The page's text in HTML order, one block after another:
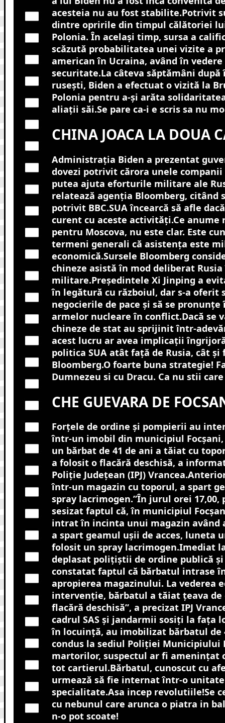
acesteia nu au fost stabilite.Potrivit
dintre opririle din timpul călătoriei
Polonia. În același timp, sursa a
scăzută probabilitatea unei vizite a
american în Ucraina, având în
securitate.La câteva săptămâni după
rusești, Biden a efectuat o vizită la
Polonia pentru a-și arăta
aliații săi.Se pare ca-i e scris sa nu
CHINA JOACA LA DOUA
Administrația Biden a prezentat
dovezi potrivit cărora unele companii
putea ajuta eforturile militare ale
relatează agenția Bloomberg, citând
potrivit BBC.SUA încearcă să afle
curent cu aceste activități.Ce
pentru Moscova, nu este clar. Este
termeni generali că asistența este
economică.Sursele Bloomberg
chineze asistă în mod deliberat
militare.Președintele Xi Jinping a
în legătură cu războiul, dar s-a oferit
negocierile de pace și să se
armelor nucleare în conflict.Dacă se
chineze de stat au sprijinit într-
acest lucru ar avea implicații
politica SUA atât față de Rusia, cât și
Bloomberg.O foarte buna strategie!
Dumnezeu si cu Dracu. Ca nu stii
CHE GUEVARA DE
Forţele de ordine şi pompierii au
într-un imobil din municipiul Focşani,
un bărbat de 41 de ani a tăiat cu
a folosit o flacără deschisă, a
Poliţie Judeţean (IPJ)
într-un magazin cu toporul, a spart
spray lacrimogen.”În jurul orei 17,00,
sesizat faptul că, în municipiul
intrat în incinta unui magazin având
a spart geamul uşii de acces, luneta
folosit un spray lacrimogen.Imediat
deplasat poliţiştii de ordine publică
constatat faptul că bărbatul intrase
apropierea magazinului. La vederea
intervenţie, bărbatul a tăiat ţeava de
flacără deschisă”, a precizat IPJ
cadrul SAS şi jandarmii sosiţi la faţa
în locuinţă, au imobilizat bărbatul de
condus la sediul Poliţiei Municipiului
martorilor, suspectul ar fi ameninţat
tot cartierul.Bărbatul, cunoscut cu
urmează să fie internat într-o
specialitate.Asa incep revolutiile!Se
cu nebunul care arunca o piatra in
n-o pot scoate!